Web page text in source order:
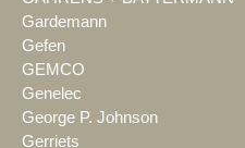
Gardemann
Gefen
GEMCO
Genelec
George P. Johnson
Gerriets